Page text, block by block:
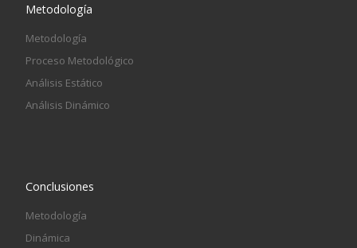
Metodología
Metodología
Proceso Metodológico
Análisis Estático
Análisis Dinámico
Conclusiones
Metodología
Dinámica